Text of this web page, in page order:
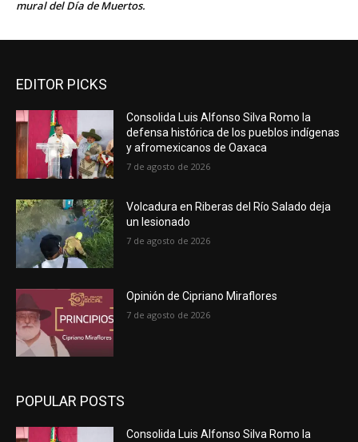
mural del Día de Muertos.
EDITOR PICKS
Consolida Luis Alfonso Silva Romo la
defensa histórica de los pueblos indígenas
y afromexicanos de Oaxaca
7 de agosto de 2026
Volcadura en Riberas del Río Salado deja
un lesionado
7 de agosto de 2026
Opinión de Cipriano Miraflores
7 de agosto de 2026
POPULAR POSTS
Consolida Luis Alfonso Silva Romo la